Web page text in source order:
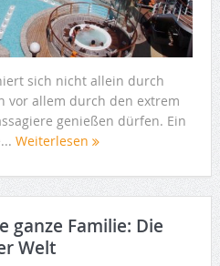
sich nicht allein durch
vor allem durch den extrem
genießen dürfen. Ein
Weiterlesen
ganze Familie: Die
Welt